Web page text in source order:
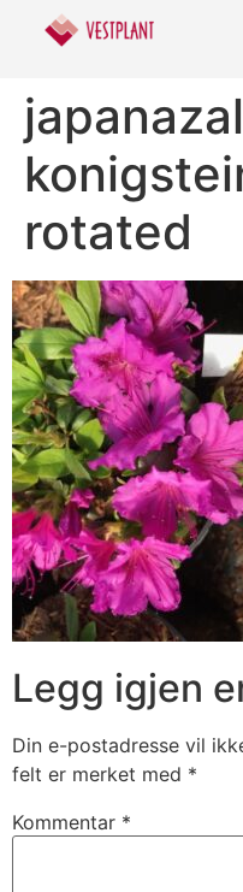
rotated
Legg igjen
Din e-postadresse vil
felt er merket med *
Kommentar *